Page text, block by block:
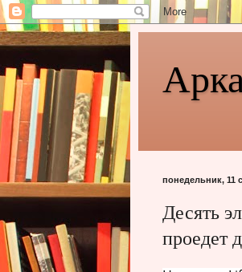
понедельник, 11
Десять
проедет